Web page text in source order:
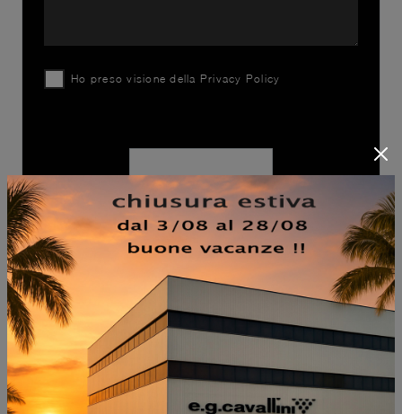
Ho preso visione della Privacy Policy
INVIA
SFOGLIA I NOSTRI CATALOGHI